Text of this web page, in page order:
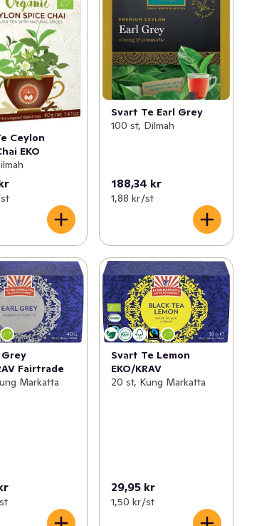
Ceylon
EKO
Svart Te Earl Grey
100 st, Dilmah
188,34 kr
1,88 kr /st
Grey
Fairtrade
Markatta
Svart Te Lemon
EKO/KRAV
20 st, Kung Markatta
29,95 kr
1,50 kr /st